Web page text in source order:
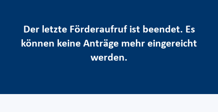
Der letzte Förderaufruf ist beendet. Es
können keine Anträge mehr eingereicht
werden.